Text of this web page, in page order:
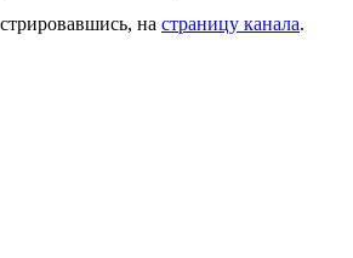
на страницу канала.